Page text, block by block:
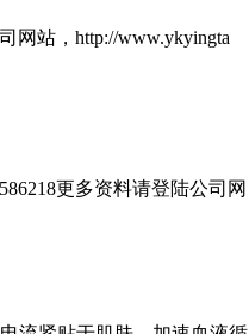
网站，http://www.ykyingta
更多资料请登陆公司网